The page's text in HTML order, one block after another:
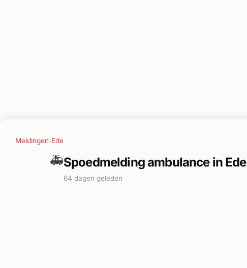
Meldingen›Ede
🚑Spoedmelding ambulance in Ede
64 dagen geleden